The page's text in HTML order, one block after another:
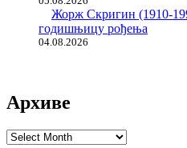
Жорж Скригин (1910-
годишњицу рођења
04.08.2026
Архиве
Архиве